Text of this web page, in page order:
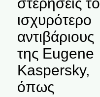
ισχυρότερο
αντιβάριους
της Eugene
Kaspersky,
όπως